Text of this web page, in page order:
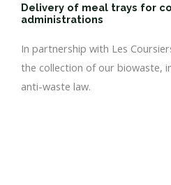
Delivery of meal trays for
administrations
In partnership with Les
the collection of our biowaste,
anti-waste law.